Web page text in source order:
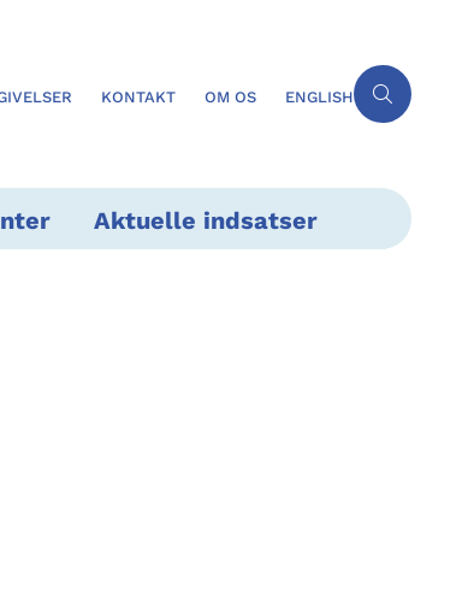
KONTAKT OM OS ENGLISH
Aktuelle indsatser